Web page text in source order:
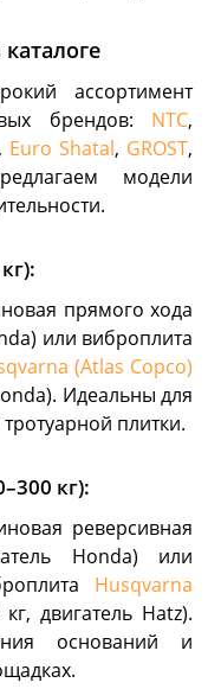
ассортимент
брендов: NTC,
, Euro Shatal, GROST,
модели
прямого хода
или виброплита
(Atlas Copco)
Идеальны для
плитки.
кг):
реверсивная
Honda) или
Husqvarna
кг, двигатель Hatz).
оснований и